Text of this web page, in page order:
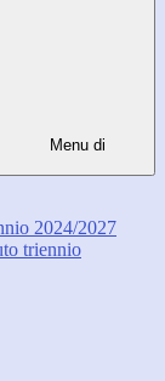
Menu di
2024/2027
triennio